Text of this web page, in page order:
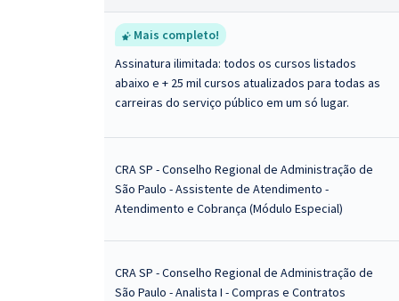
Mais completo!
Assinatura ilimitada: todos os cursos listados
abaixo e + 25 mil cursos atualizados para todas as
carreiras do serviço público em um só lugar.
CRA SP - Conselho Regional de Administração de
São Paulo - Assistente de Atendimento -
Atendimento e Cobrança (Módulo Especial)
CRA SP - Conselho Regional de Administração de
São Paulo - Analista I - Compras e Contratos